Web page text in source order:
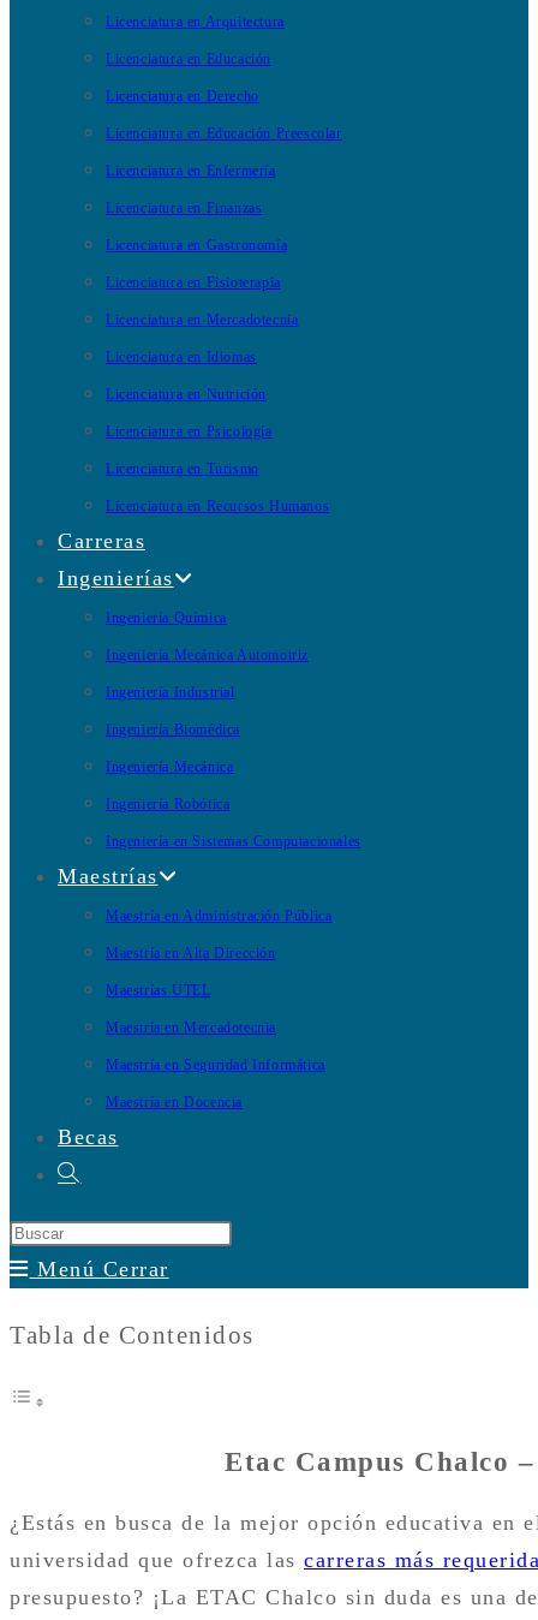
Licenciatura en Arquitectura
Licenciatura en Educación
Licenciatura en Derecho
Licenciatura en Educación Preescolar
Licenciatura en Enfermería
Licenciatura en Finanzas
Licenciatura en Gastronomía
Licenciatura en Fisioterapia
Licenciatura en Mercadotecnia
Licenciatura en Idiomas
Licenciatura en Nutrición
Licenciatura en Psicología
Licenciatura en Turismo
Licenciatura en Recursos Humanos
Carreras
Ingenierías
Ingeniería Química
Ingeniería Mecánica Automotriz
Ingeniería Industrial
Ingeniería Biomédica
Ingeniería Mecánica
Ingeniería Robótica
Ingeniería en Sistemas Computacionales
Maestrías
Maestría en Administración Pública
Maestría en Alta Dirección
Maestrías UTEL
Maestría en Mercadotecnia
Maestría en Seguridad Informática
Maestría en Docencia
Becas
Alternar
de
la
web
Menú Cerrar
Tabla de Contenidos
Etac Campus Chalco
¿Estás en busca de la mejor opción educativa
universidad que ofrezca las carreras más
presupuesto? ¡La ETAC Chalco sin duda es una